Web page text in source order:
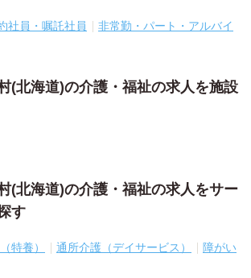
社員・嘱託社員
非常勤・パート・アルバイ
(北海道)の介護・福祉の求人を施設
(北海道)の介護・福祉の求人をサー
す
特養） 通所介護（デイサービス）
障がい